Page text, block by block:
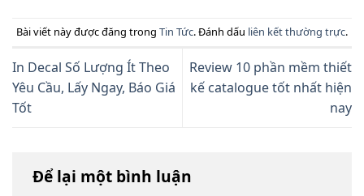
Bài viết này được đăng trong Tin Tức. Đánh dấu liên kết thường trực.
In Decal Số Lượng Ít Theo
Yêu Cầu, Lấy Ngay, Báo Giá
Tốt
Review 10 phần mềm thiết
kế catalogue tốt nhất hiện
nay
Để lại một bình luận